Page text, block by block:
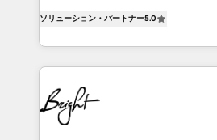
implementations for mid-market
companies. We are woman-owned, powered by
coffee, and we ❤️ dogs. We produce award-winning
work for our clients. 🏆2023 Technical Expertise
Impact Award 🏆2022 Technical
Award 🏆2022 Platform
ソリューション・パートナー5.0